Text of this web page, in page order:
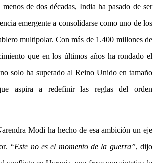
de dos décadas, India ha pasado de ser
emergente a consolidarse como uno de los
multipolar. Con más de 1.400 millones de
que en los últimos años ha rondado el
solo ha superado al Reino Unido en tamaño
aspira a redefinir las reglas del orden
Modi ha hecho de esa ambición un eje
“Este no es el momento de la guerra”, dijo